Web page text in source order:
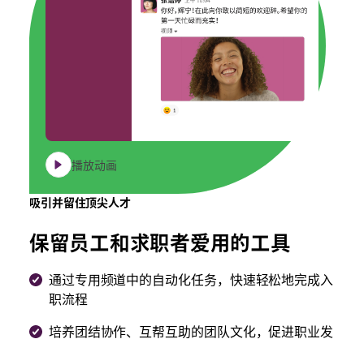
播放动画
吸引并留住顶尖人才
保留员工和求职者爱用的工具
通过专用频道中的自动化任务，快速轻松地完成入
职流程
培养团结协作、互帮互助的团队文化，促进职业发